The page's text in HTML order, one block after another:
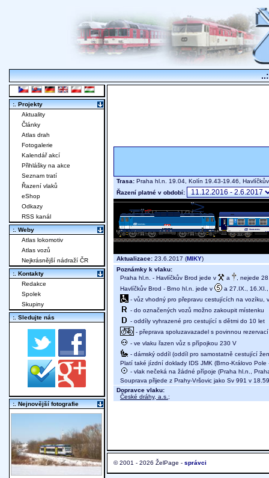
Trasa: Praha hl.n. 19.04, Kolín 19.43-19.46,
Řazení platné v období:
Aktualizace: 23.6.2017 (MIKY)
Poznámky k vlaku:
Praha hl.n. - Havlíčkův Brod jede v
a
, nejede
Havlíčkův Brod - Brno hl.n. jede v
a 27.IX.,
- vůz vhodný pro přepravu cestujících na vozíku,
- do označených vozů možno zakoupit místenku
- oddíly vyhrazené pro cestující s dětmi do 10 let
- přeprava spoluzavazadel s povinnou
- ve vlaku řazen vůz s přípojkou 230 V
- dámský oddíl (oddíl pro samostatně cestující
Platí také jízdní doklady IDS JMK (Brno-Královo Pole
- vlak nečeká na žádné přípoje (Praha hl.n.,
Souprava přijede z Prahy-Vršovic jako Sv 991 v 18.59
Dopravce vlaku:
České dráhy, a.s. ;
© 2001 - 2026 ŽelPage - správci
:. Projekty
Aktuality
Články
Atlas drah
Fotogalerie
Kalendář akcí
Přihlášky na akce
Seznam tratí
Řazení vlaků
eShop
Odkazy
RSS kanál
:. Weby
Atlas lokomotiv
Atlas vozů
Nejkrásnější nádraží ČR
:. Kontakty
Redakce
Spolek
Skupiny
:. Sledujte nás
:. Nejnovější fotografie